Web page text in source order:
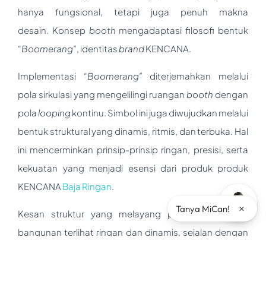
hanya fungsional, tetapi juga penuh makna
desain. Konsep booth mengadaptasi filosofi bentuk
“Boomerang”, identitas brandKENCANA.
Implementasi “Boomerang” diterjemahkan melalui
pola sirkulasi yang mengelilingi ruangan booth dengan
pola loopingkontinu. Simbol ini juga diwujudkan melalui
bentuk struktural yang dinamis, ritmis, dan terbuka. Hal
ini mencerminkan prinsip-prinsip ringan, presisi, serta
kekuatan yang menjadi esensi dari produk produk
KENCANA Baja Ringan.
Kesan struktur yang melayang pada keseluruhan
bangunan terlihat ringan dan dinamis, sejalan dengan
Tanya MiCan! ×